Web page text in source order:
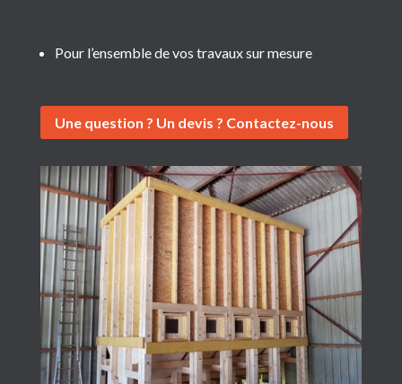
Pour l’ensemble de vos travaux sur mesure
Une question ? Un devis ? Contactez-nous